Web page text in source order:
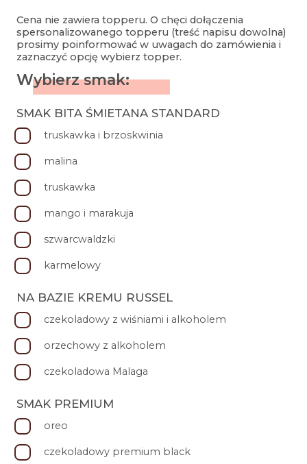
Koszyk
Moje konto
Regulamin
Polityka prywatności
Cena nie zawiera topperu. O chęci dołączenia
spersonalizowanego topperu (treść napisu dowolna)
prosimy poinformować w uwagach do zamówienia i
zaznaczyć opcję wybierz topper.
Wybierz smak:
SMAK BITA ŚMIETANA STANDARD
truskawka i brzoskwinia
malina
truskawka
mango i marakuja
szwarcwaldzki
karmelowy
NA BAZIE KREMU RUSSEL
czekoladowy z wiśniami i alkoholem
orzechowy z alkoholem
czekoladowa Malaga
SMAK PREMIUM
oreo
czekoladowy premium black